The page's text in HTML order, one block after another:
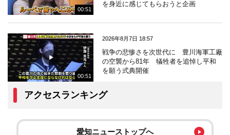
00:51
を身近に感じてもらおうと企画
00:51
2026年8月7日 18:57
戦争の悲惨さを次世代に 豊川海軍工廠
の空襲から81年 犠牲者を追悼し平和
を願う式典開催
アクセスランキング
愛知ニューストップへ